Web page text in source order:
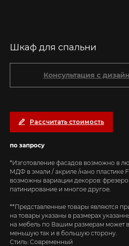
Шкаф для спальни
Консультация с
Рассчитать стоимость
по запросу
*Изготовление фасадов возможно в
МДФ в эмали / акриле /нано пластике
возможны вариации декоров:
патинирование и многое другое.
**Представленные товары являются
на товары указаны в размерах
на мебель по Вашим размерам может
меньшую так и в большую сторону.
Стиль: Современный